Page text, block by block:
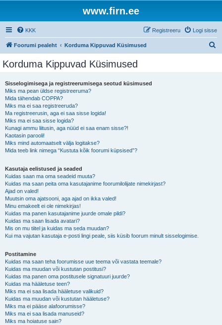
www.firn.ee
KKK Logi sisse
Registreeru
Foorumi pealeht Korduma Kippuvad Küsimused
Korduma Kippuvad Küsimused
Sisselogimisega ja registreerumisega seotud küsimused
Miks ma pean üldse registreeruma?
Mida tähendab COPPA?
Miks ma ei saa registreeruda?
Ma registreerusin, aga ei saa sisse logida!
Miks ma ei saa sisse logida?
Kunagi ammu liitusin, aga nüüd ei saa enam sisse?!
Kaotasin parooli!
Miks mind automaatselt välja logitakse?
Mida teeb link nimega “Kustuta kõik foorumi küpsised”?
Kasutaja eelistused ja seaded
Kuidas saan ma oma seadeid muuta?
Kuidas ma saan peita oma kasutajanime foorumilolijate nimekirjast?
Ajad on valed!
Muutsin oma ajatsooni, aga ajad on ikka valed!
Minu emakeelt ei ole nimekirjas!
Kuidas ma panen kasutajanime juurde omale pildi?
Kuidas ma saan lisada avatari?
Mis on mu tiitel ja kuidas ma seda muudan?
Kui ma vajutan kasutaja e-posti lingi peale, siis küsib foorum minult sisselogimise.
Postitamine
Kuidas ma saan teha foorumisse uue teema või vastata teemale?
Kuidas ma muudan või kustutan postitusi?
Kuidas ma panen oma postitusele signatuuri juurde?
Kuidas ma hääletuse teen?
Miks ma ei saa lisada hääletuse valikuid?
Kuidas ma muudan või kustutan hääletuse?
Miks ma ei pääse alafoorumisse?
Miks ma ei saa lisada manuseid?
Miks ma hoiatuse sain?